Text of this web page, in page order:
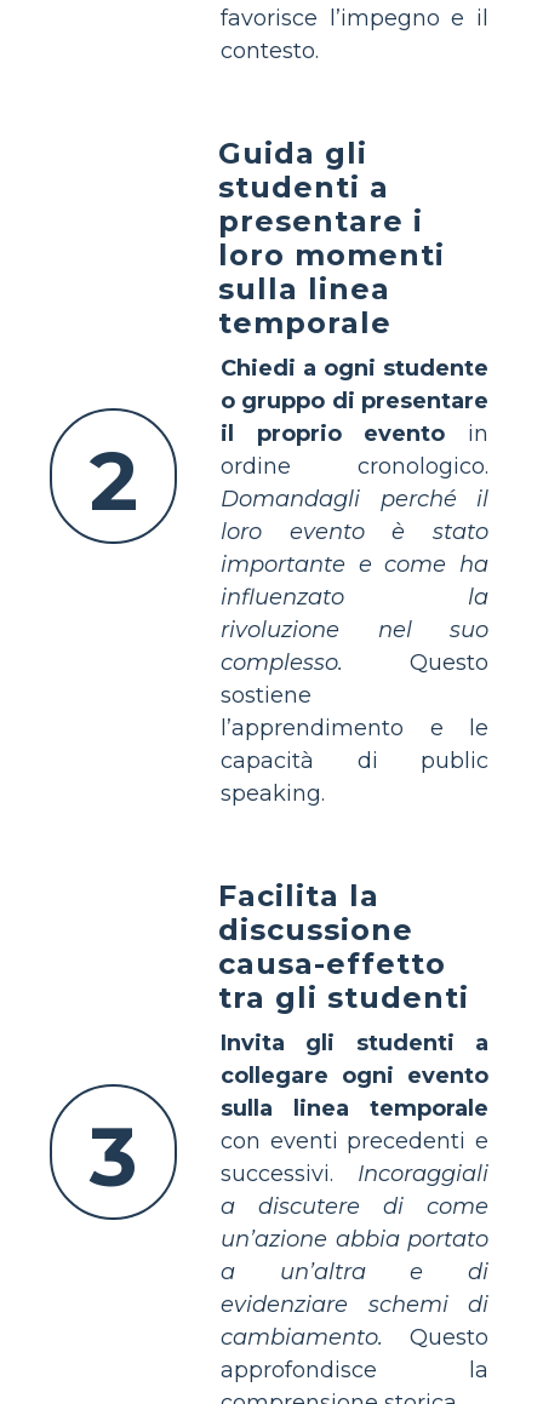
favorisce l’impegno e il
contesto.
2
Guida gli
studenti a
presentare i
loro momenti
sulla linea
temporale
Chiedi a ogni studente
o gruppo di presentare
il proprio evento in
ordine cronologico.
Domandagli perché il
loro evento è stato
importante e come ha
influenzato la
rivoluzione nel suo
complesso. Questo
sostiene
l’apprendimento e le
capacità di public
speaking.
3
Facilita la
discussione
causa-effetto
tra gli studenti
Invita gli studenti a
collegare ogni evento
sulla linea temporale
con eventi precedenti e
successivi. Incoraggiali
a discutere di come
un’azione abbia portato
a un’altra e di
evidenziare schemi di
cambiamento. Questo
approfondisce la